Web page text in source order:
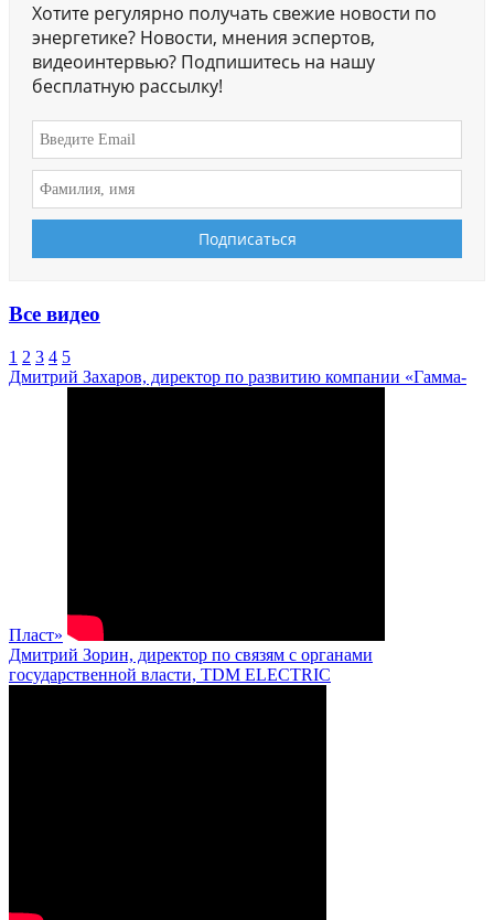
Хотите регулярно получать свежие новости по
энергетике? Новости, мнения эспертов,
видеоинтервью? Подпишитесь на нашу
бесплатную рассылку!
Все видео
1 2 3 4 5
Дмитрий Захаров, директор по развитию компании «Гамма-
Пласт»
Дмитрий Зорин, директор по связям с органами
государственной власти, TDM ELECTRIC